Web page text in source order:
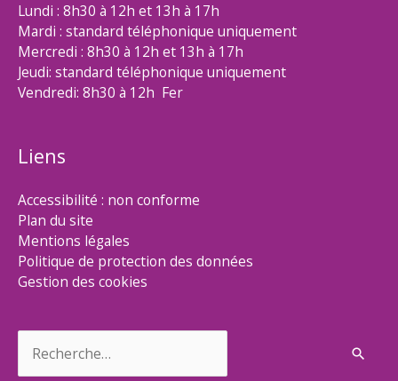
Lundi : 8h30 à 12h et 13h à 17h
Mardi : standard téléphonique uniquement
Mercredi : 8h30 à 12h et 13h à 17h
Jeudi: standard téléphonique uniquement
Vendredi: 8h30 à 12h Fer
Liens
Accessibilité : non conforme
Plan du site
Mentions légales
Politique de protection des données
Gestion des cookies